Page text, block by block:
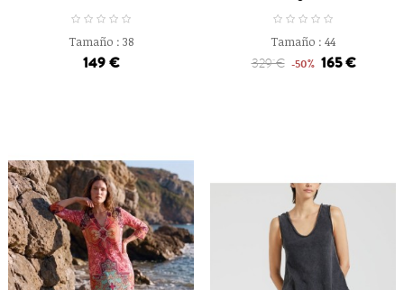
Tamaño : 38
149 €
Tamaño : 44
329 € -50% 165 €